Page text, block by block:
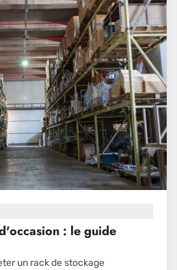
: le guide
un rack de stockage